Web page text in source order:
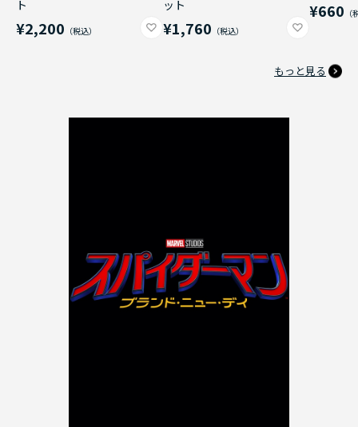
ト
¥2,200
ット
¥1,760
¥660
もっと見る